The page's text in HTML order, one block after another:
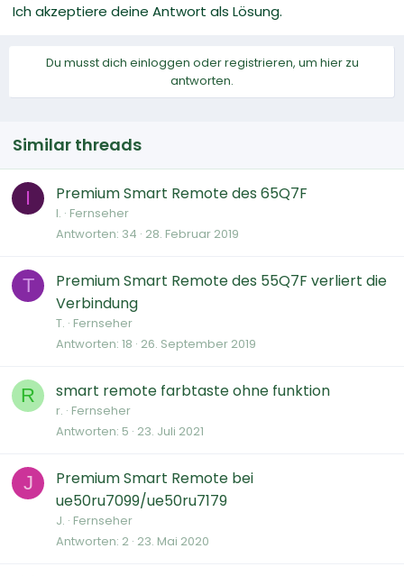
Ich akzeptiere deine Antwort als Lösung.
Du musst dich einloggen oder registrieren, um hier zu
antworten.
Similar threads
I Premium Smart Remote des 65Q7F
I. Fernseher
Antworten 34 28. Februar 2019
T
Premium Smart Remote des 55Q7F verliert die
Verbindung
T. Fernseher
Antworten 18 26. September 2019
R smart remote farbtaste ohne funktion
r. Fernseher
Antworten 5 23. Juli 2021
J
Premium Smart Remote bei
ue50ru7099/ue50ru7179
J. Fernseher
Antworten 2 23. Mai 2020